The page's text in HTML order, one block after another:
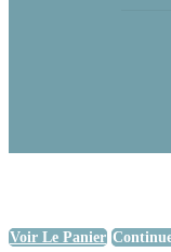
Voir Le Panier